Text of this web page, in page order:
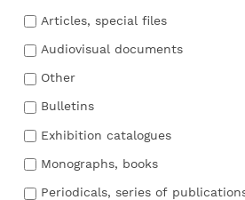
Articles, special files
Audiovisual documents
Other
Bulletins
Exhibition catalogues
Monographs, books
Periodicals, series of